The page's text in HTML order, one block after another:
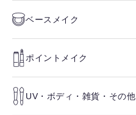
ベースメイク
ポイントメイク
UV・ボディ・雑貨・その他